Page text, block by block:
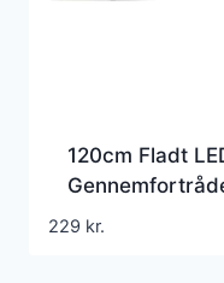
120cm Fladt
4320lm – IP65
229 kr.